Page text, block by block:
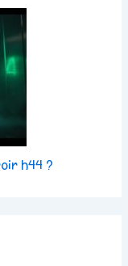
h44 ?